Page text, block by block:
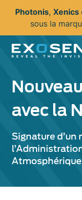
principal
Photonis, Xenics
sous la
avec la
Signature d’un
Atmosphérique